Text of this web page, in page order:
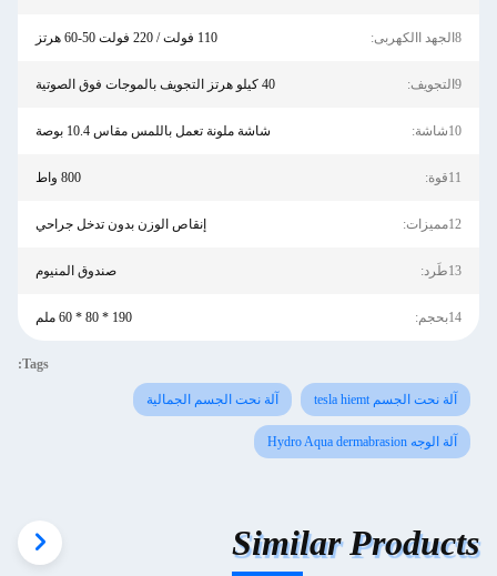
8الجهد االكهربى: 110 فولت / 220 فولت 50-60 هرتز
9التجويف: 40 كيلو هرتز التجويف بالموجات فوق الصوتية
10شاشة: شاشة ملونة تعمل باللمس مقاس 10.4 بوصة
11قوة: 800 واط
12مميزات: إنقاص الوزن بدون تدخل جراحي
13طَرد: صندوق المنيوم
14بحجم: 190 * 80 * 60 ملم
Tags:
آلة نحت الجسم tesla hiemt آلة نحت الجسم الجمالية
آلة الوجه Hydro Aqua dermabrasion
Similar Products